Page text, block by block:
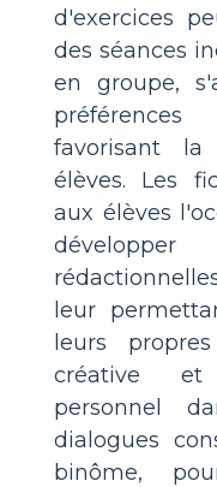
d'exercices
des séances
en groupe,
favorisant la
élèves. Les
aux élèves
leur
leurs
créative et
personnel
dialogues
binôme,